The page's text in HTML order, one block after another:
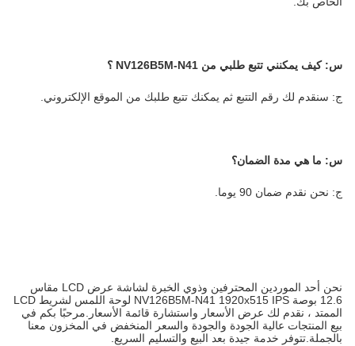
س: كيف يمكنني تتبع طلبي من NV126B5M-N41 ؟
ج: سنقدم لك رقم التتبع ثم يمكنك تتبع طلبك من الموقع الإلكتروني.
س: ما هي مدة الضمان؟
ج: نحن نقدم ضمان 90 يوما.
نحن أحد الموردين المحترفين وذوي الخبرة لشاشة عرض LCD مقاس
12.6 بوصة NV126B5M-N41 1920x515 IPS لوحة اللمس لشريط LCD
الممتد ، نقدم لك عرض الأسعار واستشارة قائمة الأسعار.مرحبًا بكم في
بيع المنتجات عالية الجودة والجودة والسعر المنخفض في المخزون معنا
بالجملة.تتوفر خدمة جيدة بعد البيع والتسليم السريع.